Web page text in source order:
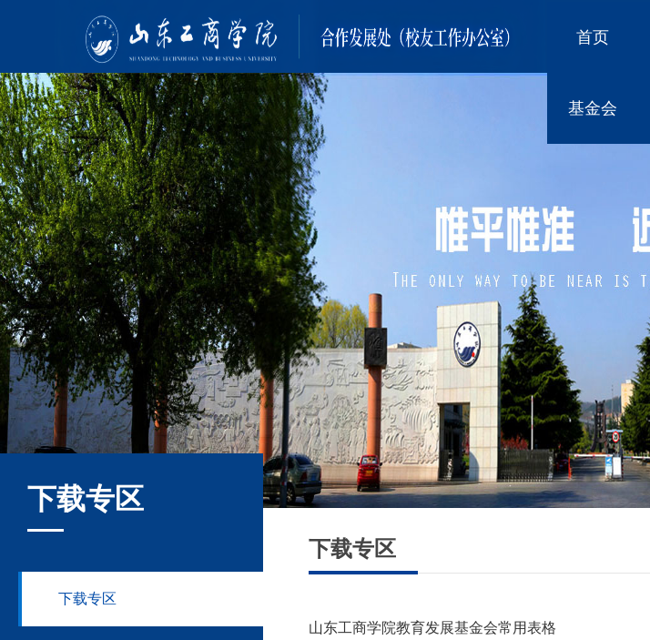
首页
基金会
下载专区
下载专区
下载专区
山东工商学院教育发展基金会常用表格